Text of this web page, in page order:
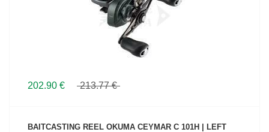
202.90 € 213.77 €
BAITCASTING REEL OKUMA CEYMAR C 101H | LEFT